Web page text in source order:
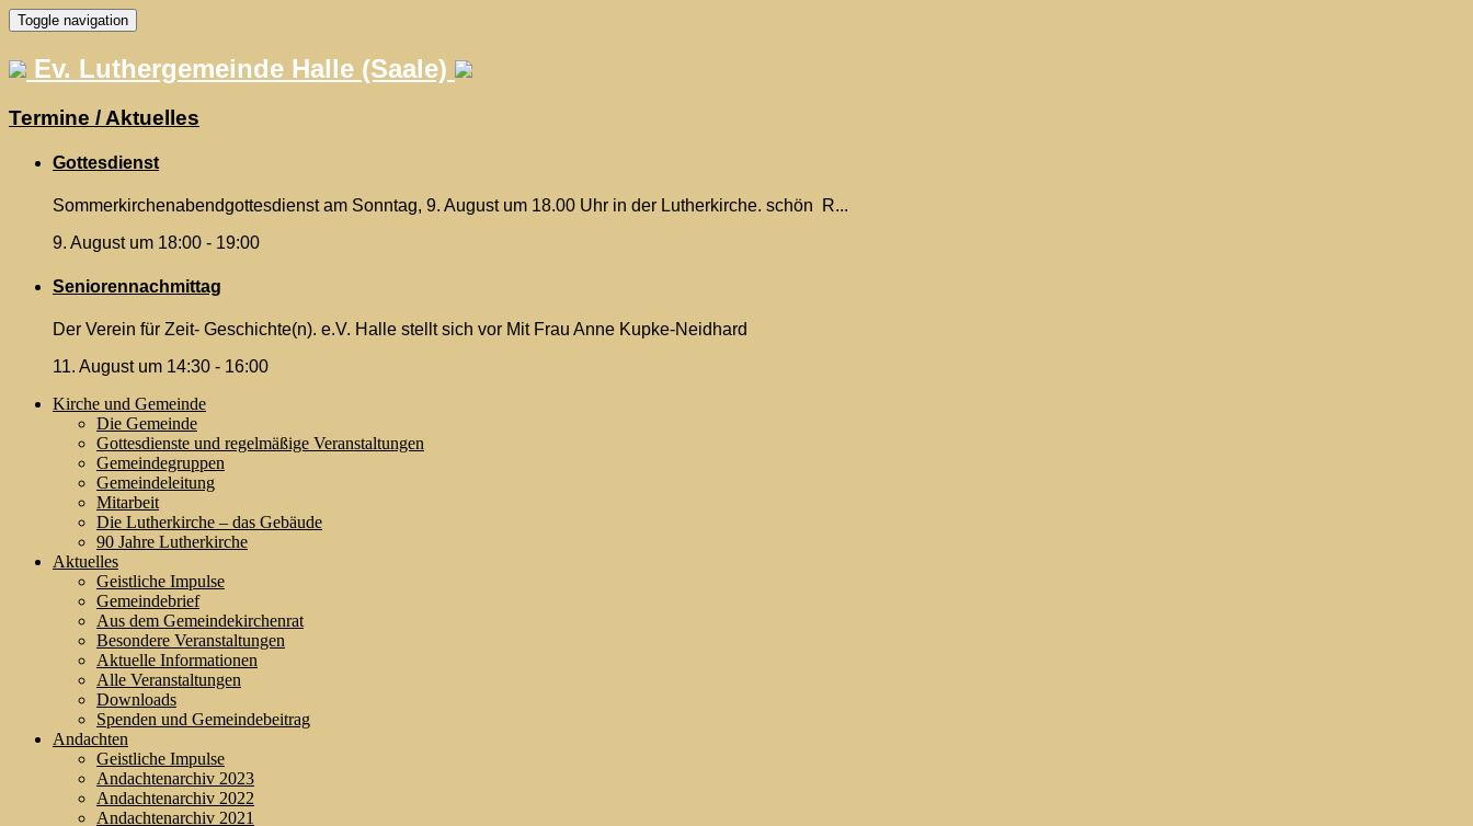
Skip
to
content
Toggle navigation
Ev. Luthergemeinde Halle (Saale)
Termine / Aktuelles
Gottesdienst
Sommerkirchenabendgottesdienst am Sonntag, 9. August um 18.00 Uhr in der Lutherkirche. schön R...
9. August um 18:00 - 19:00
Seniorennachmittag
Der Verein für Zeit- Geschichte(n). e.V. Halle stellt sich vor Mit Frau Anne Kupke-Neidhard
11. August um 14:30 - 16:00
Kirche und Gemeinde
Die Gemeinde
Gottesdienste und regelmäßige Veranstaltungen
Gemeindegruppen
Gemeindeleitung
Mitarbeit
Die Lutherkirche – das Gebäude
90 Jahre Lutherkirche
Aktuelles
Geistliche Impulse
Gemeindebrief
Aus dem Gemeindekirchenrat
Besondere Veranstaltungen
Aktuelle Informationen
Alle Veranstaltungen
Downloads
Spenden und Gemeindebeitrag
Andachten
Geistliche Impulse
Andachtenarchiv 2023
Andachtenarchiv 2022
Andachtenarchiv 2021